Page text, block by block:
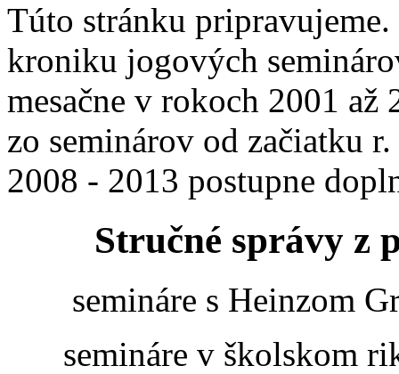
Túto stránku
kroniku jogových
mesačne v rokoch 2001 až
zo seminárov od začiatku
2008 - 2013 postupne
Stručné správy z
semináre s Heinzom
semináre v školskom